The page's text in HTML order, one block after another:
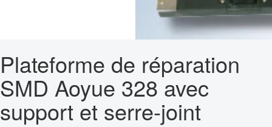
Plateforme de réparation
SMD Aoyue 328 avec
support et serre-joint